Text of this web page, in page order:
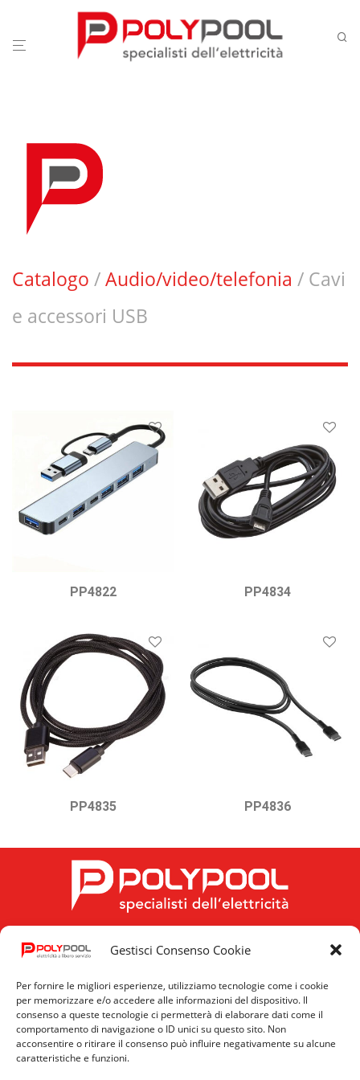
Gestisci Consenso Cookie
Per fornire le migliori esperienze, utilizziamo tecnologie come i cookie
per memorizzare e/o accedere alle informazioni del dispositivo. Il
consenso a queste tecnologie ci permetterà di elaborare dati come il
comportamento di navigazione o ID unici su questo sito. Non
acconsentire o ritirare il consenso può influire negativamente su alcune
caratteristiche e funzioni.
Catalogo /Audio/video/telefonia / Cavi
e accessori USB
PP4822 PP4834
PP4835 PP4836